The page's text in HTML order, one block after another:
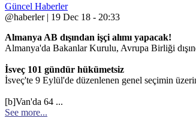
Güncel Haberler
@haberler | 19 Dec 18 - 20:33
Almanya AB dışından işçi alımı yapacak!
Almanya'da Bakanlar Kurulu, Avrupa Birliği
İsveç 101 gündür hükümetsiz
İsveç'te 9 Eylül'de düzenlenen genel seçimin
[b]Van'da 64 ...
See more...